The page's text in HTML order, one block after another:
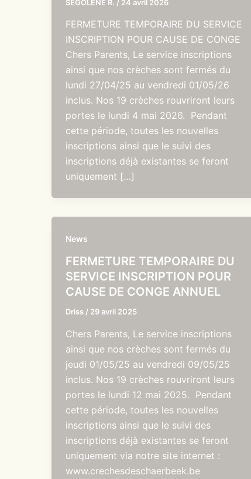
SEGOLENE R. / 24 avril 2026
FERMETURE TEMPORAIRE DU SERVICE
INSCRIPTION POUR CAUSE DE CONGE
Chers Parents, Le service inscriptions
ainsi que nos crèches sont fermés du
lundi 27/04/25 au vendredi 01/05/26
inclus. Nos 19 crèches rouvriront leurs
portes le lundi 4 mai 2026. Pendant
cette période, toutes les nouvelles
inscriptions ainsi que le suivi des
inscriptions déjà existantes se feront
uniquement […]
News
FERMETURE TEMPORAIRE DU
SERVICE INSCRIPTION POUR
CAUSE DE CONGE ANNUEL
Driss / 29 avril 2025
Chers Parents, Le service inscriptions
ainsi que nos crèches sont fermés du
jeudi 01/05/25 au vendredi 09/05/25
inclus. Nos 19 crèches rouvriront leurs
portes le lundi 12 mai 2025. Pendant
cette période, toutes les nouvelles
inscriptions ainsi que le suivi des
inscriptions déjà existantes se feront
uniquement via notre site internet :
www.crechesdeschaerbeek.be